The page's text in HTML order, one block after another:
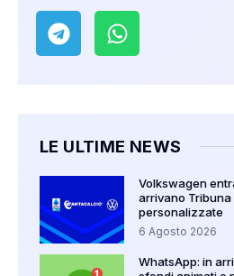
LE ULTIME NEWS
Volkswagen
arrivano Tribuna
personalizzate
6 Agosto 2026
WhatsApp: in